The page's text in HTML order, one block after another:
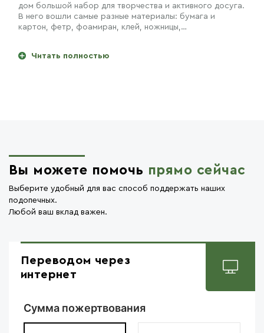
дом большой набор для творчества и активного досуга.
В него вошли самые разные материалы: бумага и
картон, фетр, фоамиран, клей, ножницы,…
Читать полностью
Вы можете помочь прямо сейчас
Выберите удобный для вас способ поддержать наших
подопечных.
Любой ваш вклад важен.
Переводом через
интернет
Сумма пожертвования